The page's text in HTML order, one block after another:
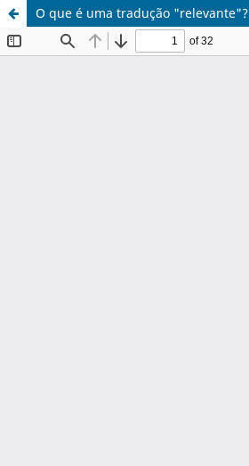
O que é uma tradução "relevante"?